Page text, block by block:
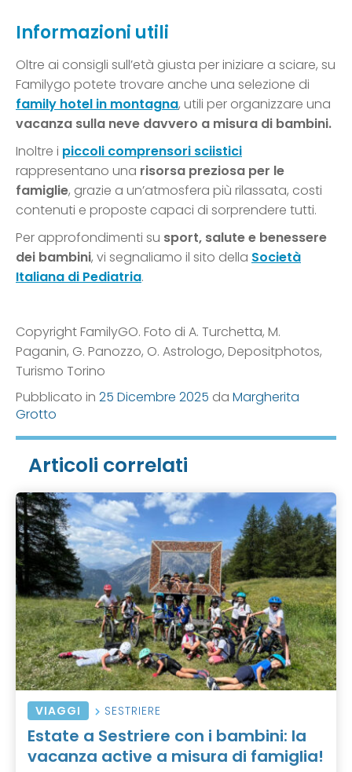
Informazioni utili
Oltre ai consigli sull’età giusta per iniziare a sciare, su
Familygo potete trovare anche una selezione di
family hotel in montagna, utili per organizzare una
vacanza sulla neve davvero a misura di bambini.
Inoltre i piccoli comprensori sciistici
rappresentano una risorsa preziosa per le
famiglie, grazie a un’atmosfera più rilassata, costi
contenuti e proposte capaci di sorprendere tutti.
Per approfondimenti su sport, salute e benessere
dei bambini, vi segnaliamo il sito della Società
Italiana di Pediatria.
Copyright FamilyGO. Foto di A. Turchetta, M.
Paganin, G. Panozzo, O. Astrologo, Depositphotos,
Turismo Torino
Pubblicato in 25 Dicembre 2025 da Margherita
Grotto
Articoli correlati
VIAGGI SESTRIERE
Estate a Sestriere con i bambini: la
vacanza active a misura di famiglia!